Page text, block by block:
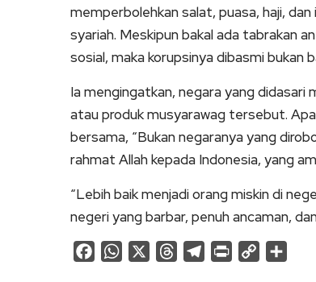
memperbolehkan salat, puasa, haji,
syariah. Meskipun bakal ada tabrakan
sosial, maka korupsinya dibasmi bukan
Ia mengingatkan, negara yang didasari
atau produk musyarawag tersebut.
bersama, “Bukan negaranya yang
rahmat Allah kepada Indonesia, yang
“Lebih baik menjadi orang miskin di
negeri yang barbar, penuh ancaman,
FacebookWhatsApp ThreadsTelegram
Print
Copy